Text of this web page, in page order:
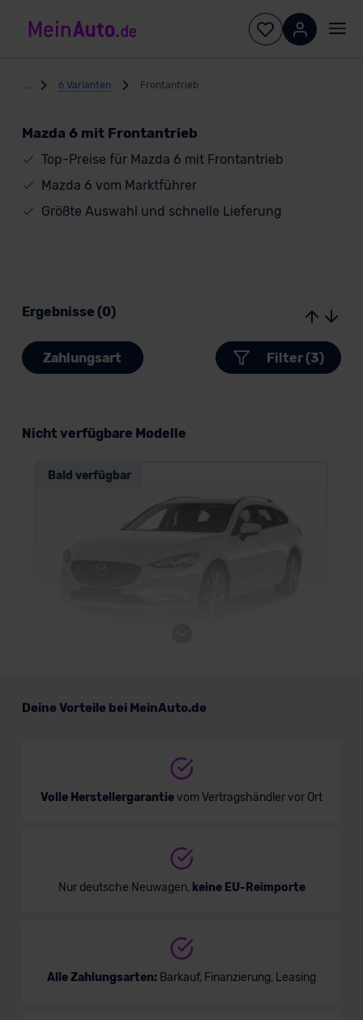
6 Varianten Frontantrieb
Mazda 6 mit Frontantrieb
Top-Preise für Mazda 6 mit Frontantrieb
Mazda 6 vom Marktführer
Größte Auswahl und schnelle Lieferung
Ergebnisse (0)
Zahlungsart Filter (3)
Nicht verfügbare Modelle
Bald verfügbar
Deine Vorteile bei MeinAuto.de
Volle Herstellergarantievom Vertragshändler vor Ort
Nur deutsche Neuwagen, keine EU-Reimporte
Alle Zahlungsarten: Barkauf, Finanzierung, Leasing